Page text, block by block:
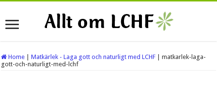
Home Matkärlek - Laga gott och naturligt med LCHF
matkarlek-laga-
gott-och-naturligt-med-lchf